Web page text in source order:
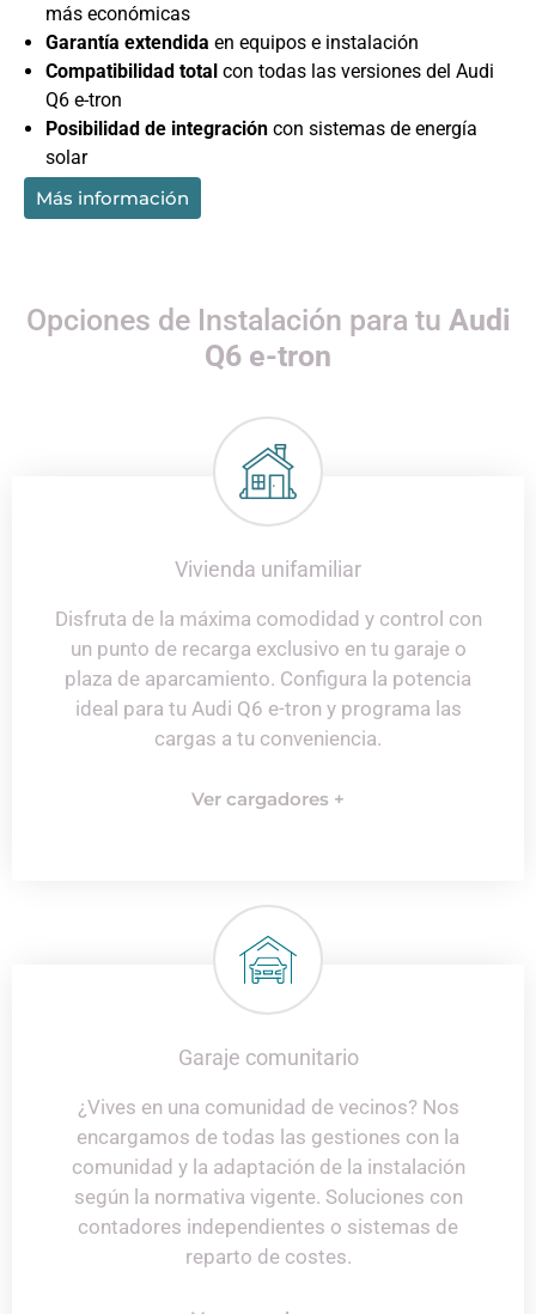
más económicas
Garantía extendida en equipos e instalación
Compatibilidad total con todas las versiones del Audi
Q6 e-tron
Posibilidad de integración con sistemas de energía
solar
Más información
Opciones de Instalación para tu Audi
Q6 e-tron
Vivienda unifamiliar
Disfruta de la máxima comodidad y control con
un punto de recarga exclusivo en tu garaje o
plaza de aparcamiento. Configura la potencia
ideal para tu Audi Q6 e-tron y programa las
cargas a tu conveniencia.
Ver cargadores +
Garaje comunitario
¿Vives en una comunidad de vecinos? Nos
encargamos de todas las gestiones con la
comunidad y la adaptación de la instalación
según la normativa vigente. Soluciones con
contadores independientes o sistemas de
reparto de costes.